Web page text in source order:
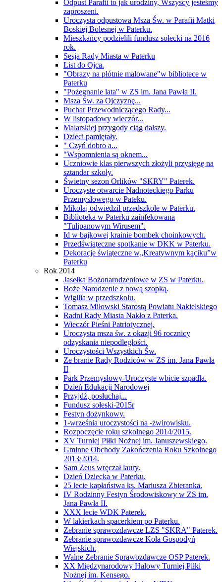
Odpust Parafii to jak urodziny, Wszyscy jesteśmy
zaproszeni.
Uroczysta odpustowa Msza Św. w Parafii Matki
Boskiej Bolesnej w Paterku.
Mieszkańcy podzielili fundusz sołecki na 2016
rok.
Sesja Rady Miasta w Paterku
List do Ojca.
"Obrazy na płótnie malowane"w bibliotece w
Paterku
"Pożegnanie lata" w ZS im. Jana Pawła II.
Msza Św. za Ojczyznę...
Puchar Przewodniczącego Rady...
W listopadowy wieczór...
Malarskiej przygody ciąg dalszy.
Dzieci pamiętały.
" Czyń dobro a...
"Wspomnienia są oknem...
Uczniowie klas pierwszych złożyli przysięgę na
sztandar szkoły.
Świetny sezon Orlików "SKRY" Paterek.
Uroczyste otwarcie Nadnoteckiego Parku
Przemysłowego w Pateku.
Mikołaj odwiedził przedszkole w Paterku.
Biblioteka w Paterku zainfekowana
"Tulipanowym Wirusem".
Id w bajkowej krainie bombek choinkowych.
Przedświąteczne spotkanie w DKK w Paterku.
Dekoracje świąteczne w„Kreatywnym kąciku”w
Paterku
Rok 2014
Jasełka Bożonarodzeniowe w ZS w Paterku.
Boże Narodzenie z nową szopką.
Wigilia w przedszkolu.
Tomasz Miłowski Starostą Powiatu Nakielskiego
Radni Rady Miasta Nakło z Paterka.
Wieczór Pieśni Patriotycznej.
Uroczysta msza św. z okazji 96 rocznicy
odzyskania niepodległości.
Uroczystości Wszystkich Św.
Ze branie Rady Rodziców w ZS im. Jana Pawła
II
Park Przemysłowy-Uroczyste wbicie szpadla.
Dzień Edukacji Narodowej
Przyjdź, posłuchaj...
Fundusz sołeski-2015r
Festyn dożynkowy.
1-września uroczystości na -żwirowisku.
Rozpoczęcie roku szkolnego 2014/2015.
XV Turniej Piłki Nożnej im. Januszewskiego.
Gminne Obchody Zakończenia Roku Szkolnego
2013/2014.
Sam Zeus wręczał laury.
Dzień Dziecka w Paterku.
25 lecie kapłaństwa ks. Mariusza Zbieranka.
IV Rodzinny Festyn Środowiskowy w ZS im.
Jana Pawła II.
XXX lecie WDK Paterek.
W lakierkach spacerkiem po Paterku.
Zebranie sprawozdawcze LZS "SKRA" Paterek.
Zebranie sprawozdawcze Koła Gospodyń
Wiejskich.
Walne Zebranie Sprawozdawcze OSP Paterek.
XX Międzynarodowy Halowy Turniej Piłki
Nożnej im. Kensego.